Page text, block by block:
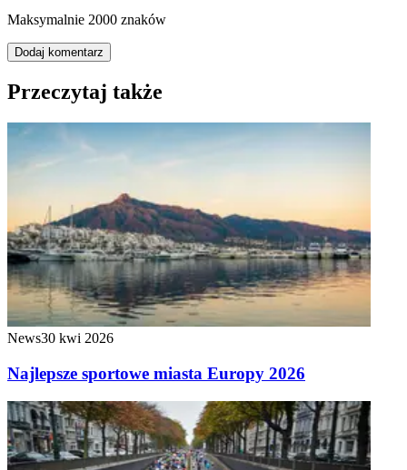
Maksymalnie 2000 znaków
Dodaj komentarz
Przeczytaj także
News30 kwi 2026
Najlepsze sportowe miasta Europy 2026